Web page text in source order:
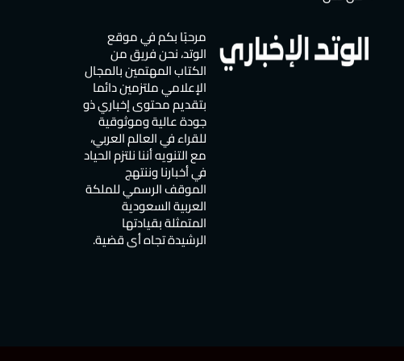
مرحبًا بكم في موقع
الوتد، نحن فريق من
الكتاب المهتمين بالمجال
الإعلامي ملتزمين دائما
بتقديم محتوى إخباري ذو
جودة عالية وموثوقية
للقراء في العالم العربي،
مع التنويه أننا نلتزم الحياد
في أخبارنا وننتهج
الموقف الرسمي للملكة
العربية السعودية
المتمثلة بقيادتها
الرشيدة تجاه أي قضية.